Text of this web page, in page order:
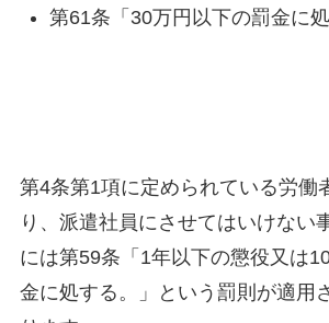
第61条「30万円以下の罰金に処
第4条第1項に定められている労働
り、派遣社員にさせてはいけない
には第59条「1年以下の懲役又は
金に処する。」という罰則が適用